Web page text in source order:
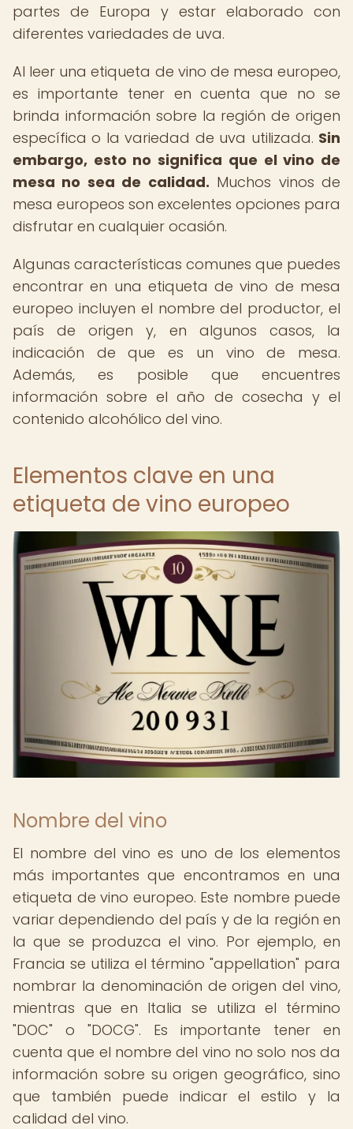
partes de Europa y estar elaborado con
diferentes variedades de uva.
Al leer una etiqueta de vino de mesa europeo,
es importante tener en cuenta que no se
brinda información sobre la región de origen
específica o la variedad de uva utilizada. Sin
embargo, esto no significa que el vino de
mesa no sea de calidad. Muchos vinos de
mesa europeos son excelentes opciones para
disfrutar en cualquier ocasión.
Algunas características comunes que puedes
encontrar en una etiqueta de vino de mesa
europeo incluyen el nombre del productor, el
país de origen y, en algunos casos, la
indicación de que es un vino de mesa.
Además, es posible que encuentres
información sobre el año de cosecha y el
contenido alcohólico del vino.
Elementos clave en una
etiqueta de vino europeo
Nombre del vino
El nombre del vino es uno de los elementos
más importantes que encontramos en una
etiqueta de vino europeo. Este nombre puede
variar dependiendo del país y de la región en
la que se produzca el vino. Por ejemplo, en
Francia se utiliza el término "appellation" para
nombrar la denominación de origen del vino,
mientras que en Italia se utiliza el término
"DOC" o "DOCG". Es importante tener en
cuenta que el nombre del vino no solo nos da
información sobre su origen geográfico, sino
que también puede indicar el estilo y la
calidad del vino.